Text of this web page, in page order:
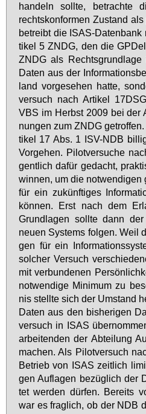
han­deln soll­te, be­trach­te
rechts­kon­for­men Zu­stand
be­treibt die ISAS-
ti­kel 5 ZNDG, den die
ZNDG als
Da­ten aus der
land vor­ge­se­hen hat­te,
ver­such nach Ar­ti­kel
VBS im Herbst 2009 bei der
nun­gen zum ZNDG
ti­kel 17 Abs. 1 ISV-NDB
Vor­ge­hen. Pi­lot­ver­su­che
gent­lich da­für ge­dacht,
win­nen, um die not­wen­di­gen
für ein zu­künf­ti­ges
kön­nen. Erst nach dem
Grund­la­gen soll­te dann
neu­en Sys­tems fol­gen. Weil
gen für ein
sol­cher Ver­such
mit ver­bun­de­nen
not­wen­di­ge Mi­ni­mum zu
nis stell­te sich der Um­stand
Da­ten aus den bis­he­ri­gen
ver­such in ISAS
ar­bei­ten­den der Ab­tei­lung
ma­chen. Als Pi­lot­ver­such
Be­trieb von ISAS zeit­lich
gen Auf­la­gen be­züg­lich der
tet wer­den dür­fen. Be­reits
war es frag­lich, ob der NDB